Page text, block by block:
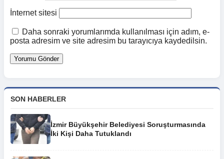
İnternet sitesi
Daha sonraki yorumlarımda kullanılması için adım, e-
posta adresim ve site adresim bu tarayıcıya kaydedilsin.
SON HABERLER
İzmir Büyükşehir Belediyesi Soruşturmasında
İki Kişi Daha Tutuklandı